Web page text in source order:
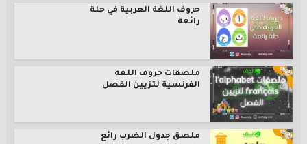
حروف اللغة العربية في حلة
رائعة
ملصقات حروف اللغة
الفرنسية لتزيين الفصل
ملصق جدول الضرب رائع